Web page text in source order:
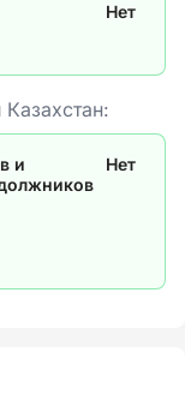
Нет
и
Нет